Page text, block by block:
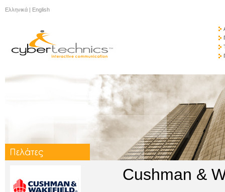
Ελληνικά | English
Cushman &